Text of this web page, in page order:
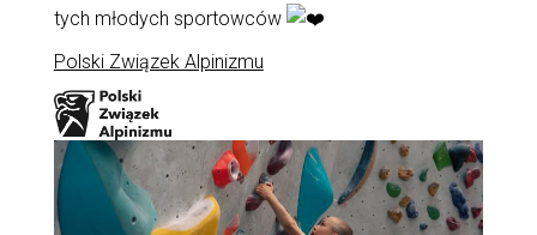
tych młodych sportowców
Polski Związek Alpinizmu